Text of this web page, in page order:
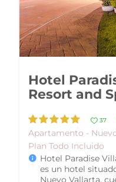
Hotel
Nuevo
72
De Lujo - Nuevo
Plan Todo Incluido
Hotel Reflect
(antes Hotel
cuenta con una